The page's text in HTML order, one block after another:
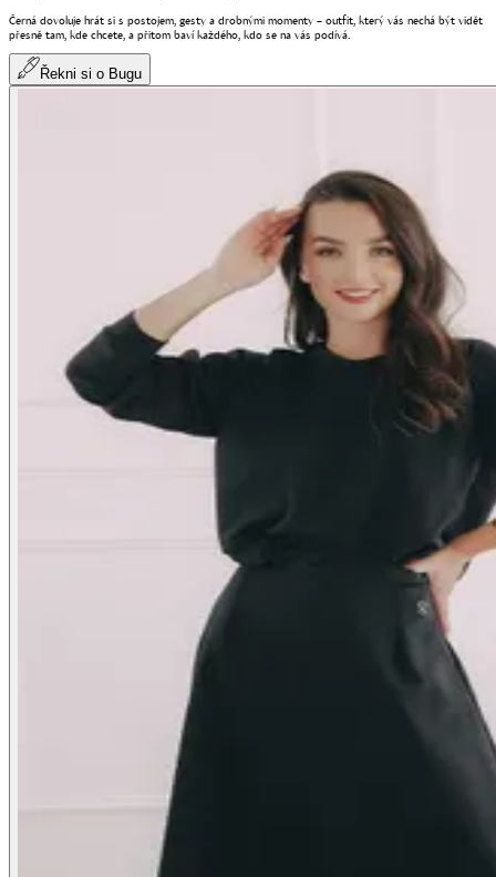
Černá dovoluje hrát si s postojem, gesty a drobnými momenty – outfit, který vás nechá být vidět
přesně tam, kde chcete, a přitom baví každého, kdo se na vás podívá.
Řekni si o Bugu